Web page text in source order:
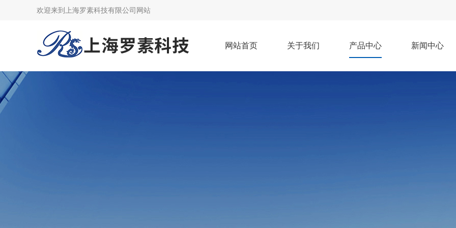
欢迎来到上海罗素科技有限公司网站
网站首页 关于我们 产品中心 新闻中心